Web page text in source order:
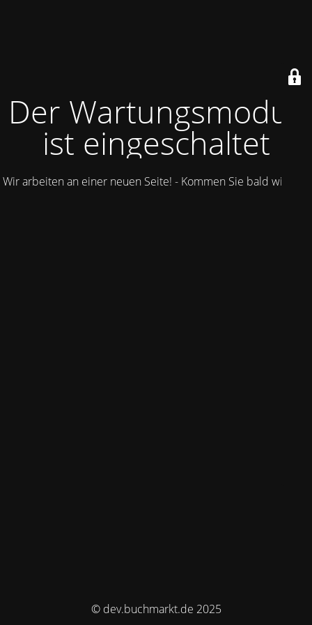
Der Wartungsmodus
ist eingeschaltet
Wir arbeiten an einer neuen Seite! - Kommen Sie bald wieder.
© dev.buchmarkt.de 2025